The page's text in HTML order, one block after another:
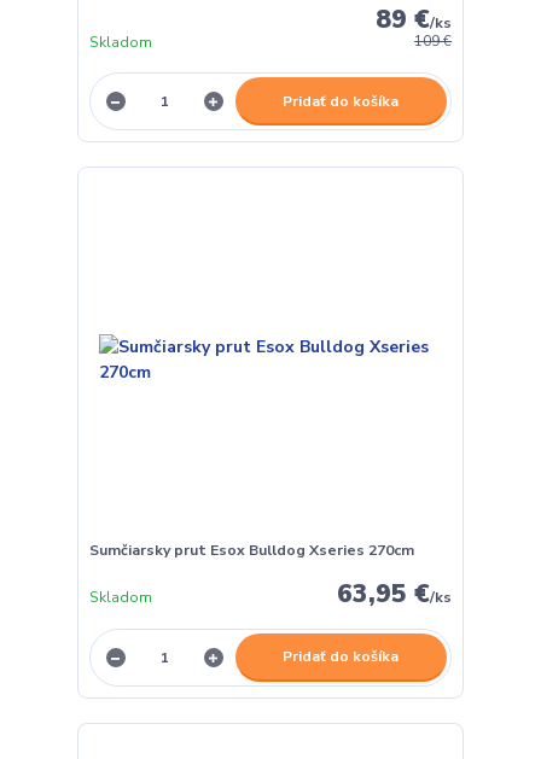
109 €
89 €/ks
Skladom
Pridať do košíka
Sumčiarsky prut Esox Bulldog Xseries 270cm
63,95 €/ks
Skladom
Pridať do košíka